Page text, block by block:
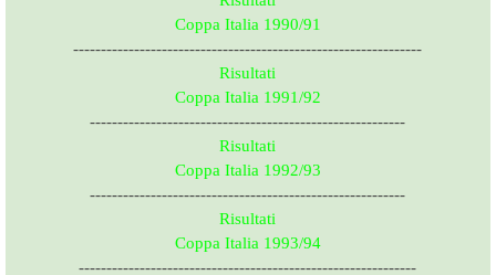
Coppa Italia 1990/91
---------------------------------------------------------------
Risultati
Coppa Italia 1991/92
---------------------------------------------------------
Risultati
Coppa Italia 1992/93
---------------------------------------------------------
Risultati
Coppa Italia 1993/94
-------------------------------------------------------------